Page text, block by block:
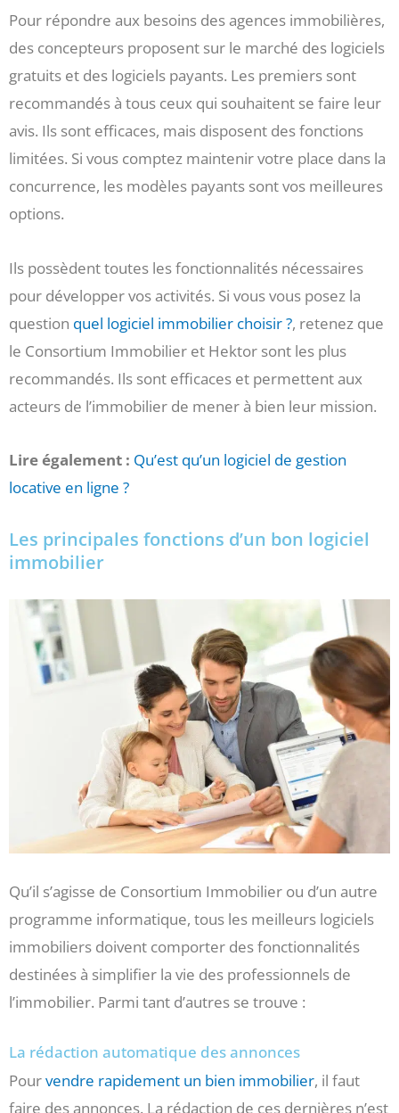
Pour répondre aux besoins des agences immobilières,
des concepteurs proposent sur le marché des logiciels
gratuits et des logiciels payants. Les premiers sont
recommandés à tous ceux qui souhaitent se faire leur
avis. Ils sont efficaces, mais disposent des fonctions
limitées. Si vous comptez maintenir votre place dans la
concurrence, les modèles payants sont vos meilleures
options.
Ils possèdent toutes les fonctionnalités nécessaires
pour développer vos activités. Si vous vous posez la
question quel logiciel immobilier choisir ?, retenez que
le Consortium Immobilier et Hektor sont les plus
recommandés. Ils sont efficaces et permettent aux
acteurs de l’immobilier de mener à bien leur mission.
Lire également : Qu’est qu’un logiciel de gestion
locative en ligne ?
Les principales fonctions d’un bon logiciel
immobilier
Qu’il s’agisse de Consortium Immobilier ou d’un autre
programme informatique, tous les meilleurs logiciels
immobiliers doivent comporter des fonctionnalités
destinées à simplifier la vie des professionnels de
l’immobilier. Parmi tant d’autres se trouve :
La rédaction automatique des annonces
Pourvendre rapidement un bien immobilier, il faut
faire des annonces. La rédaction de ces dernières n’est